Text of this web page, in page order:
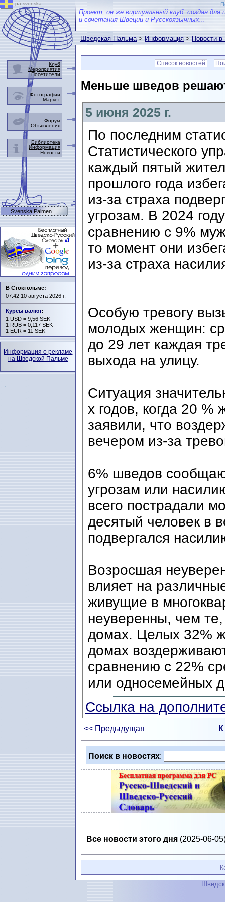
Проект, он же виртуальный клуб, создан для
и сочетания Швеции и Русскоязычных...
Шведская Пальма>Информация>Новости
Список новостей
Меньше шведов
5 июня 2025 г.
По последним
Статистического
каждый пятый
прошлого года
из-за страха
угрозам. В 2024
сравнению с 9%
то момент они
из-за страха
Особую тревогу
молодых женщин:
до 29 лет каждая
выхода на улицу.
Ситуация
х годов, когда 20
заявили, что
вечером из-за
6% шведов
угрозам или
всего пострадали
десятый человек в
подвергался
Возросшая
влияет на
живущие в
неуверенны, чем
домах. Целых 32%
домах
сравнению с 22%
или односемейных
Ссылка на
<< Предыдущая
Поиск в новостях:
Все новости этого дня (2025-06-
på svenska
Клуб
Мероприятия
Посетители
Фотографии
Маркет
Форум
Объявления
Библиотека
Информация
Новости
Svenska Palmen
В Стокгольме:
07:42 10 августа 2026 г.
Курсы валют:
1 USD = 9,56 SEK
1 RUB = 0,117 SEK
1 EUR = 11 SEK
Информация о рекламе
на Шведской Пальме